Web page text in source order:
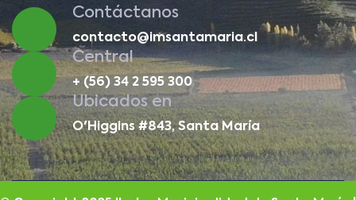
Contáctanos
contacto@imsantamaria.cl
Central
+ (56) 34 2 595 300
Ubicados en
O'Higgins #843, Santa María